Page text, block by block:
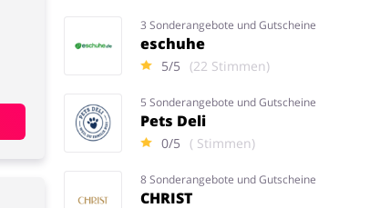
3 Sonderangebote und Gutscheine
eschuhe
5/5 (22 Stimmen)
5 Sonderangebote und Gutscheine
Pets Deli
0/5 ( Stimmen)
8 Sonderangebote und Gutscheine
CHRIST